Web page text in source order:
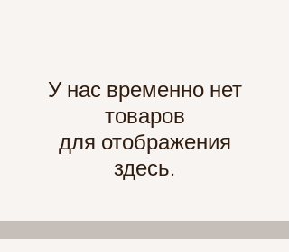
У нас временно нет
товаров
для отображения
здесь.